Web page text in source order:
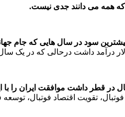
همه می دانند جدی نیست.
سود در سال هایی که جام
در قطر داشت موافقت ایران را با
تقویت اقتصاد فوتبال،